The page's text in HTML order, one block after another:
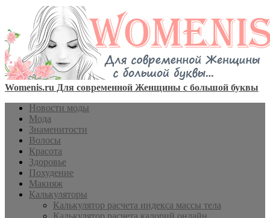
Womenis.ru Для современной Женщины с большой буквы
Новости моды
Мода
Знаменитости
Волосы
Красота
Здоровье
Похудение
Макияж
Калькуляторы
Калькулятор расчета индекса массы тела
Калькулятор расчета калорий онлайн